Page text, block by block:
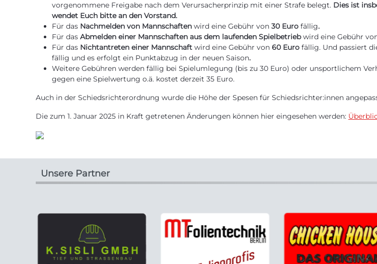
vorgenommene Freigabe nach dem Verursacherprinzip mit einer Strafe belegt. Dies ist
wendet Euch bitte an den Vorstand.
Für das Nachmelden von Mannschaften wird eine Gebühr von 30 Euro fällig.
Für das Abmelden einer Mannschaften aus dem laufenden Spielbetriebwird eine Gebühr
Für das Nichtantreten einer Mannschaft wird eine Gebühr von 60 Euro fällig. Und passiert
fällig und es erfolgt ein Punktabzug in der neuen Saison.
Weitere Gebühren werden fällig bei Spielumlegung (bis zu 30 Euro) oder unsportlichem
gegen eine Spielwertung o.ä. kostet derzeit 35 Euro.
Auch in der Schiedsrichterordnung wurde die Höhe der Spesen für Schiedsrichter:innen
Die zum 1. Januar 2025 in Kraft getretenen Änderungen können hier eingesehen werden:
Unsere Partner